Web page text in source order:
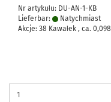
Nr artykułu: DU-AN-1-KB
Lieferbar:
Natychmiast
Akcje: 38 Kawałek , ca. 0,098